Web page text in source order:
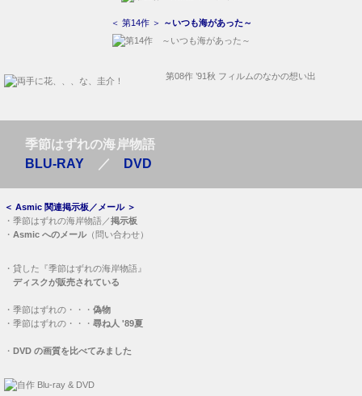
＜ 第14作 ＞ ～いつも海があった～
第08作 ’91秋 フィルムのなかの想い出
季節はずれの海岸物語
BLU-RAY ／ DVD
＜ Asmic 関連掲示板／メール＞
・ 季節はずれの海岸物語／掲示板
・ Asmic へのメール（問い合わせ）
・ 貸した『季節はずれの海岸物語』
ディスクが販売されている
・ 季節はずれの・・・ 偽物
・ 季節はずれの・・・ 尋ね人 '89夏
・ DVD の画質を比べてみました